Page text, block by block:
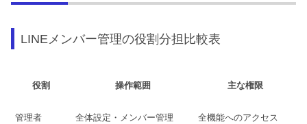
LINEメンバー管理の役割分担比較表
役割 操作範囲 主な権限
管理者 全体設定・メンバー管理 全機能へのアクセス